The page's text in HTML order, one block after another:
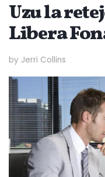
Uzu la
Libera
by Jerri Collins